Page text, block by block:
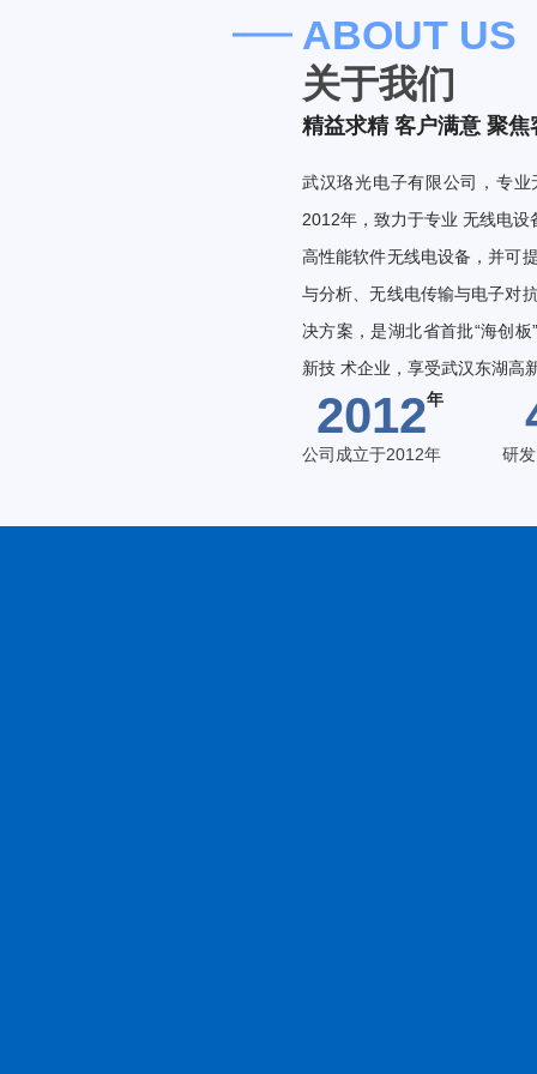
ABOUT US
关于我们
精益求精 客户满意 聚焦
武汉珞光电子有限公司，专
2012年，致力于专业 无线电
高性能软件无线电设备，并可
与分析、无线电传输与电子对
决方案，是湖北省首批“海创
新技 术企业，享受武汉东湖高
2012
公司成立于2012年 研